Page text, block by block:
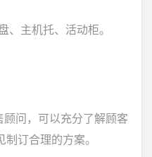
、主机托、活动柜。
问，可以充分了解顾客
订合理的方案。